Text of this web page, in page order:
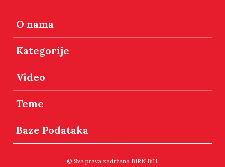
O nama
Kategorije
Video
Teme
Baze Podataka
© Sva prava zadržana BIRN BiH.